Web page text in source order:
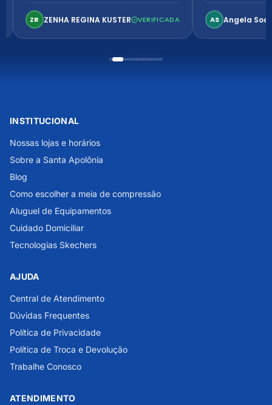
confortável. Perfeito!
ZR ZENHA REGINA KUSTER VERIFICADA AS Angela
INSTITUCIONAL
Nossas lojas e horários
Sobre a Santa Apolônia
Blog
Como escolher a meia de compressão
Aluguel de Equipamentos
Cuidado Domiciliar
Tecnologias Skechers
AJUDA
Central de Atendimento
Dúvidas Frequentes
Política de Privacidade
Política de Troca e Devolução
Trabalhe Conosco
ATENDIMENTO